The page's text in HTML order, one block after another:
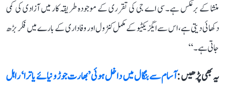
منشا کے برعکس ہے۔ سی اے جی کی تقرری کے موجودہ طریقہ کار میں آزادی کی کمی
دکھائی دیتی ہے، اس سے ایگزیکٹیو کے مکمل کنٹرول اور وفاداری کے بارے میں فکر بڑھ
جاتی ہے۔‘‘
یہ بھی پڑھیں :آسام سے بنگال میں داخل ہوئی ’بھارت جوڑو نیائے یاترا‘ راہل